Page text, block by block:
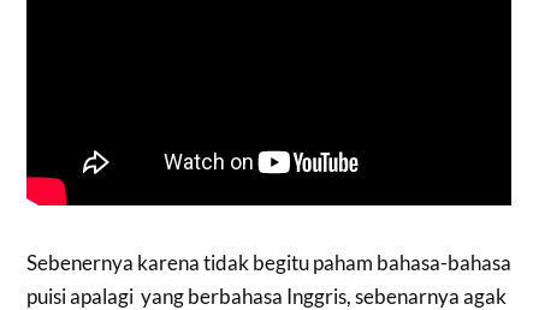
Sebenernya karena tidak begitu paham bahasa-bahasa
puisi apalagi yang berbahasa Inggris, sebenarnya agak